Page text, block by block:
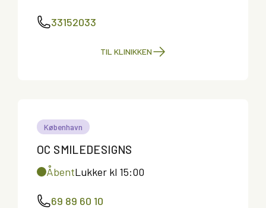
33152033
TIL KLINIKKEN
København
OC SMILEDESIGNS
ÅbentLukker kl 15:00
69 89 60 10